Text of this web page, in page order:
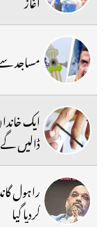
مساجد سے
ایک
ڈالیں گے
راہول
کردیا گیا